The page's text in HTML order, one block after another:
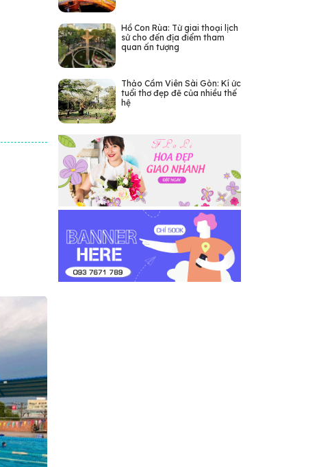
Hồ Con Rùa: Từ giai thoại lịch
sử cho đến địa điểm tham
quan ấn tượng
Thảo Cầm Viên Sài Gòn: Kí ức
tuổi thơ đẹp đẽ của nhiều thế
hệ